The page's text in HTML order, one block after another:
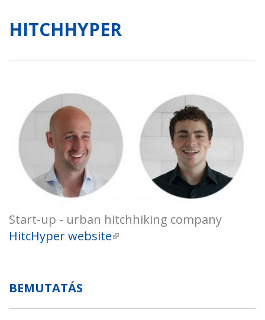
HITCHHYPER
Start-up - urban hitchhiking company
HitcHyper website(külső hivatkozás)
BEMUTATÁS